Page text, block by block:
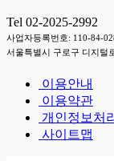
Tel 02-2025-2992
사업자등록번호: 110-84-
서울특별시 구로구 디지털
이용안내
이용약관
개인정보처
사이트맵